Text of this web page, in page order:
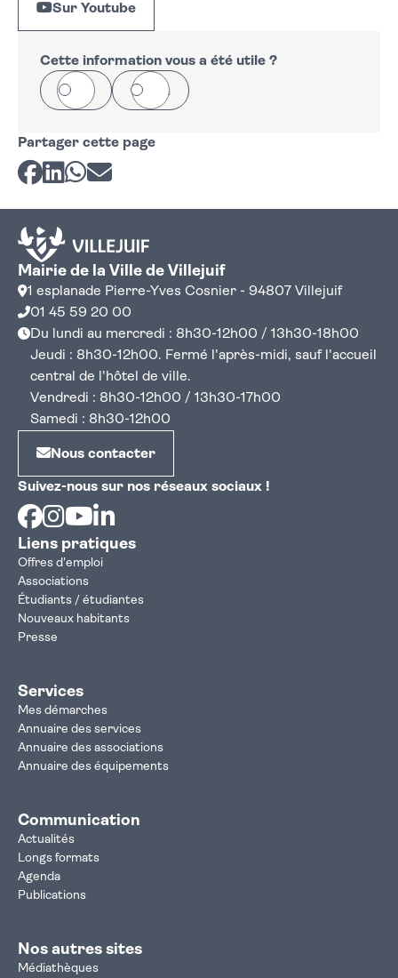
Sur Youtube
Cette information vous a été utile ?
Oui Non
Partager cette page
Partager sur Facebook
Partager sur LinkedIn
Partager sur Whatsapp
Partager par courriel
Mairie de la Ville de Villejuif
1 esplanade Pierre-Yves Cosnier - 94807 Villejuif
01 45 59 20 00
Du lundi au mercredi : 8h30-12h00 / 13h30-18h00
Jeudi : 8h30-12h00. Fermé l'après-midi, sauf l'accueil
central de l'hôtel de ville.
Vendredi : 8h30-12h00 / 13h30-17h00
Samedi : 8h30-12h00
Nous contacter
Suivez-nous sur nos réseaux sociaux !
Facebook
Instagram
Youtube
Liens pratiques
Offres d'emploi
Associations
Étudiants / étudiantes
Nouveaux habitants
Presse
Services
Mes démarches
Annuaire des services
Annuaire des associations
Annuaire des équipements
Communication
Actualités
Longs formats
Agenda
Publications
Nos autres sites
Médiathèques